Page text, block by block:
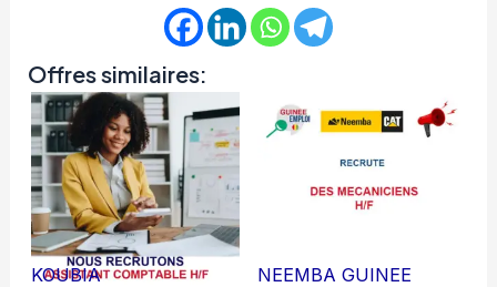
Offres similaires:
KOUBIA
NEEMBA GUINEE